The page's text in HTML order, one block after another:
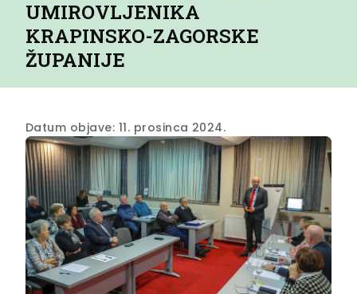
UMIROVLJENIKA
KRAPINSKO-ZAGORSKE
ŽUPANIJE
Datum objave: 11. prosinca 2024.